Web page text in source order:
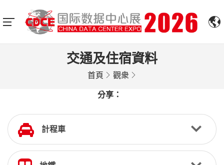
交通及住宿資料
首頁 觀衆
分享：
計程車